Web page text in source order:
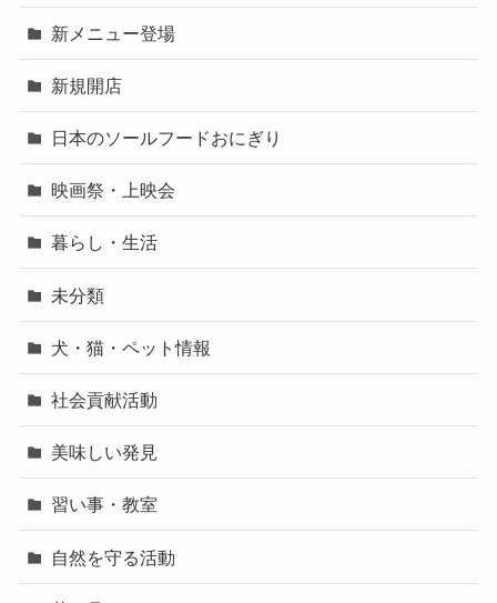
新メニュー登場
新規開店
日本のソールフードおにぎり
映画祭・上映会
暮らし・生活
未分類
犬・猫・ペット情報
社会貢献活動
美味しい発見
習い事・教室
自然を守る活動